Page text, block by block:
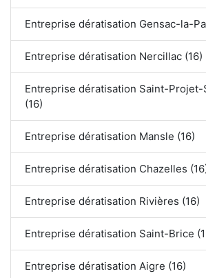
Entreprise dératisation Gensac-la-
Entreprise dératisation Nercillac (16)
Entreprise dératisation Saint-
(16)
Entreprise dératisation Mansle (16)
Entreprise dératisation Chazelles
Entreprise dératisation Rivières (16)
Entreprise dératisation Saint-Brice
Entreprise dératisation Aigre (16)